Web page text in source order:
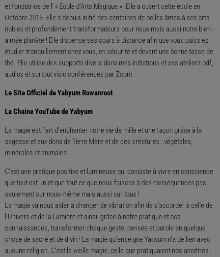
et fondatrice de l’ « Ecole d’Arts Magique ». Elle a ouvert cette école en
Octobre 2013. Elle a depuis initié des centaines de belles âmes à ces arts
nobles et profondément transformateurs pour nous mais aussi notre bien-
aimée planète ! Elle dispense ses cours à distance afin que vous puissiez
étudier tranquillement chez vous, en sécurité et devant une bonne tasse de
thé. Elle utilise des supports divers dans mes initiations et ses ateliers pdf,
audios et surtout visio conférences par Zoom
Le Site Officiel de Yabyum Rowanroot
La Chaine YouTube de Yabyum
La magie est l’art d’enchanter notre vie de mille et une façon grâce à la
sagesse et aux dons de Terre Mère et de ces créatures : végétales,
minérales et animales
C’est une pratique positive et lumineuse qui consiste à vivre en conscience
que tout est un et que tout ce que nous faisons à des conséquences pas
seulement sur nous-même mais aussi sur tous !
La magie va nous aider à changer de vibration afin de s’accorder à celle de
l’Univers et de la Lumière et ainsi, grâce à notre pratique et nos
connaissances, transformer chaque geste, pensée et parole en quelque
chose de sacré et de divin ! La magie qu’enseigne Yabyum n’a de lien avec
aucune religion. C’est la vieille magie, celle que pratiquaient nos ancêtres !